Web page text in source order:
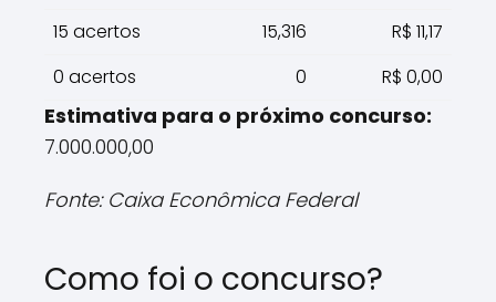
15 acertos
15,316
R$ 11,17
0 acertos
0 R$ 0,00
Estimativa para o próximo concurso:
7.000.000,00
Fonte: Caixa Econômica Federal
Como foi o concurso?